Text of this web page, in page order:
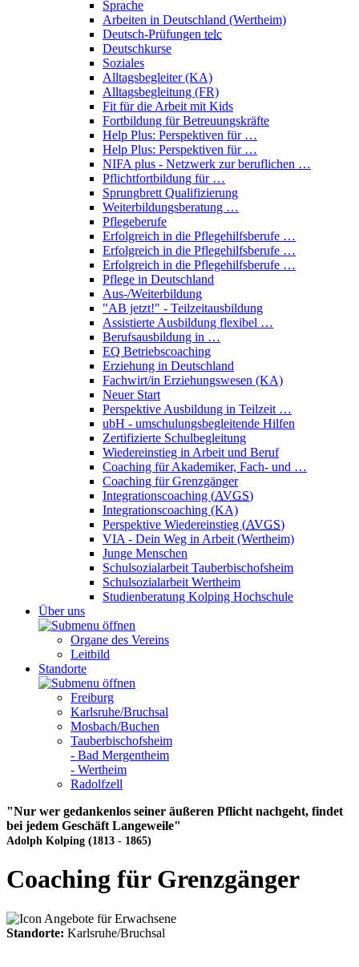
Sprache
Arbeiten in Deutschland (Wertheim)
Deutsch-Prüfungen telc
Deutschkurse
Soziales
Alltagsbegleiter (KA)
Alltagsbegleitung (FR)
Fit für die Arbeit mit Kids
Fortbildung für Betreuungskräfte
Help Plus: Perspektiven für …
Help Plus: Perspektiven für …
NIFA plus - Netzwerk zur beruflichen …
Pflichtfortbildung für …
Sprungbrett Qualifizierung
Weiterbildungsberatung …
Pflegeberufe
Erfolgreich in die Pflegehilfsberufe …
Erfolgreich in die Pflegehilfsberufe …
Erfolgreich in die Pflegehilfsberufe …
Pflege in Deutschland
Aus-/Weiterbildung
"AB jetzt!" - Teilzeitausbildung
Assistierte Ausbildung flexibel …
Berufsausbildung in …
EQ Betriebscoaching
Erziehung in Deutschland
Fachwirt/in Erziehungswesen (KA)
Neuer Start
Perspektive Ausbildung in Teilzeit …
ubH - umschulungsbegleitende Hilfen
Zertifizierte Schulbegleitung
Wiedereinstieg in Arbeit und Beruf
Coaching für Akademiker, Fach- und …
Coaching für Grenzgänger
Integrationscoaching (AVGS)
Integrationscoaching (KA)
Perspektive Wiedereinstieg (AVGS)
VIA - Dein Weg in Arbeit (Wertheim)
Junge Menschen
Schulsozialarbeit Tauberbischofsheim
Schulsozialarbeit Wertheim
Studienberatung Kolping Hochschule
Über uns
Organe des Vereins
Leitbild
Standorte
Freiburg
Karlsruhe/Bruchsal
Mosbach/Buchen
Tauberbischofsheim
- Bad Mergentheim
- Wertheim
Radolfzell
"Nur wer gedankenlos seiner äußeren Pflicht nachgeht, findet
bei jedem Geschäft Langeweile"
Adolph Kolping (1813 - 1865)
Coaching für Grenzgänger
Standorte: Karlsruhe/Bruchsal